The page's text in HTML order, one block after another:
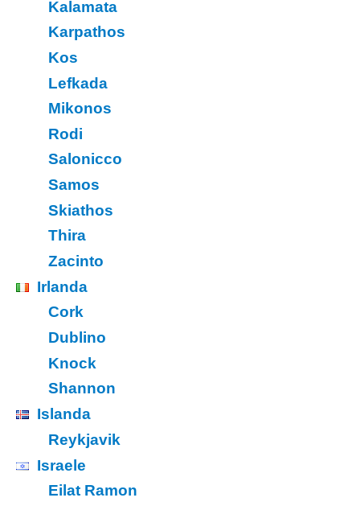
Kalamata
Karpathos
Kos
Lefkada
Mikonos
Rodi
Salonicco
Samos
Skiathos
Thira
Zacinto
Irlanda
Cork
Dublino
Knock
Shannon
Islanda
Reykjavik
Israele
Eilat Ramon